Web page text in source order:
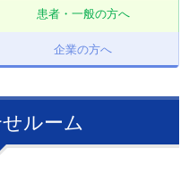
患者・一般の方へ
企業の方へ
ルーム